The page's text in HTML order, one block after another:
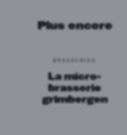
Plus encore
La micro-
brasserie
grimbergen